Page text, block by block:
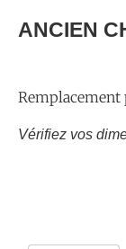
ANCIEN
Remplacement
Vérifiez vos